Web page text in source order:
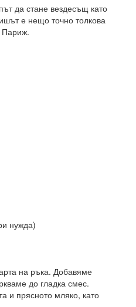
да стане вездесъщ като
е нещо точно толкова
Париж.
нужда)
на ръка. Добавяме
до гладка смес.
и прясното мляко, като